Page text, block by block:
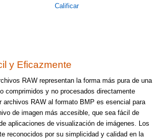
Calificar
y Eficazmente
RAW representan la forma más pura de una
comprimidos y no procesados directamente
RAW al formato BMP es esencial para
de imagen más accesible, que sea fácil de
aplicaciones de visualización de imágenes. Los
reconocidos por su simplicidad y calidad en la